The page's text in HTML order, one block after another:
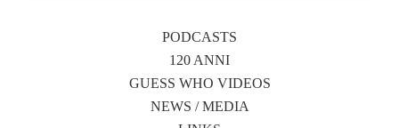
PODCASTS
120 ANNI
GUESS WHO VIDEOS
NEWS / MEDIA